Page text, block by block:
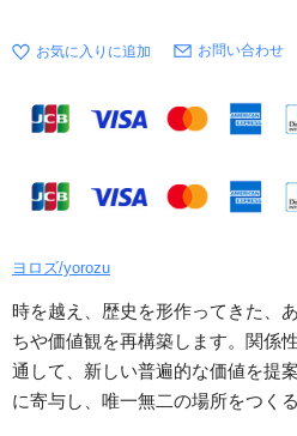
お問い合わせ
ヨロズ/yorozu
時を越え、歴史を形作ってきた、
ちや価値観を再構築します。関係
通して、新しい普遍的な価値を提
に寄与し、唯一無二の場所をつく